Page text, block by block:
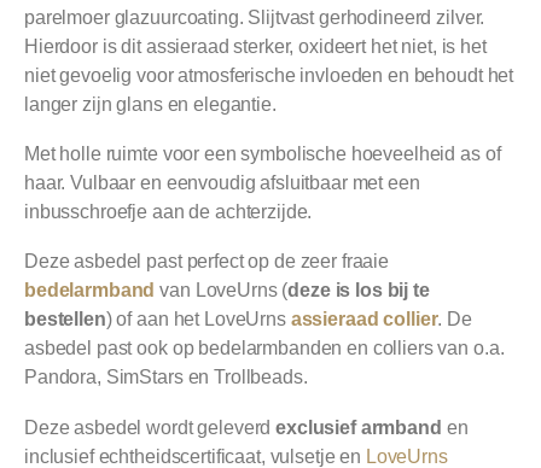
parelmoer glazuurcoating. Slijtvast gerhodineerd zilver.
Hierdoor is dit assieraad sterker, oxideert het niet, is het
niet gevoelig voor atmosferische invloeden en behoudt het
langer zijn glans en elegantie.
Met holle ruimte voor een symbolische hoeveelheid as of
haar. Vulbaar en eenvoudig afsluitbaar met een
inbusschroefje aan de achterzijde.
Deze asbedel past perfect op de zeer fraaie
bedelarmband van LoveUrns (deze is los bij te
bestellen) of aan het LoveUrns assieraad collier. De
asbedel past ook op bedelarmbanden en colliers van o.a.
Pandora, SimStars en Trollbeads.
Deze asbedel wordt geleverdexclusief armband en
inclusief echtheidscertificaat, vulsetje en LoveUrns